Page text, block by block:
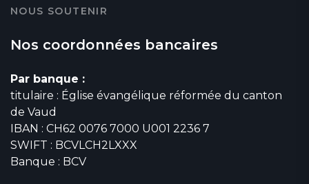
NOUS SOUTENIR
Nos coordonnées bancaires
Par banque :
titulaire : Église évangélique réformée du canton
de Vaud
IBAN : CH62 0076 7000 U001 2236 7
SWIFT : BCVLCH2LXXX
Banque : BCV